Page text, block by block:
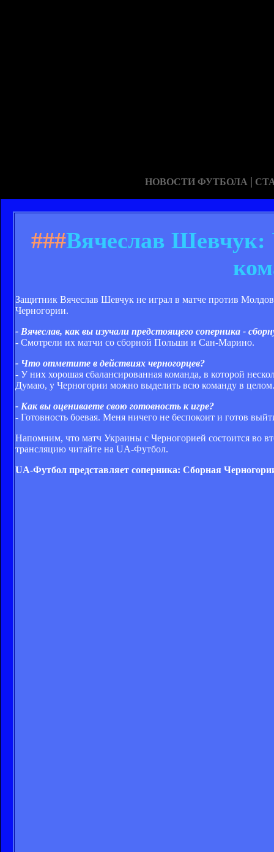
НОВОСТИ ФУТБОЛА |
###Вячеслав Шевчук:
Защитник Вячеслав Шевчук не играл в матче против
Черногории.
- Вячеслав, как вы изучали предстоящего соперника -
- Смотрели их матчи со сборной Польши и Сан-Марино.
- Что отметите в действиях черногорцев?
- У них хорошая сбалансированная команда, в которой
Думаю, у Черногории можно выделить всю команду в целом.
- Как вы оцениваете свою готовность к игре?
- Готовность боевая. Меня ничего не беспокоит и готов
Напомним, что матч Украины с Черногорией состоится во
трансляцию читайте на UA-Футбол.
UA-Футбол представляет соперника: Сборная